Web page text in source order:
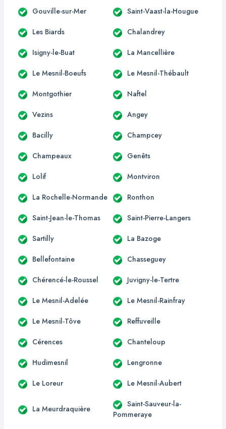
Gouville-sur-Mer Saint-Vaast-la-Hougue
Les Biards Chalandrey
Isigny-le-Buat La Mancellière
Le Mesnil-Boeufs Le Mesnil-Thébault
Montgothier Naftel
Vezins Angey
Bacilly Champcey
Champeaux Genêts
Lolif Montviron
La Rochelle-Normande Ronthon
Saint-Jean-le-Thomas Saint-Pierre-Langers
Sartilly La Bazoge
Bellefontaine Chasseguey
Chérencé-le-Roussel Juvigny-le-Tertre
Le Mesnil-Adelée Le Mesnil-Rainfray
Le Mesnil-Tôve Reffuveille
Cérences Chanteloup
Hudimesnil Lengronne
Le Loreur Le Mesnil-Aubert
La Meurdraquière
Saint-Sauveur-la-
Pommeraye